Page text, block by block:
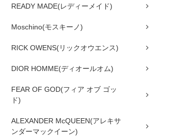
READY MADE(レディーメイド)
Moschino(モスキーノ)
RICK OWENS(リックオウエンス)
DIOR HOMME(ディオールオム)
FEAR OF GOD(フィア オブ ゴッ
ド)
ALEXANDER McQUEEN(アレキサ
ンダーマックイーン)